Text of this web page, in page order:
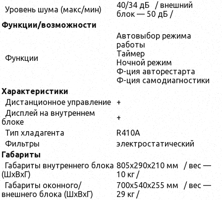
Уровень шума (макс/мин) 40/34 дБ
/ внешний
блок — 50 дБ /
Функции/возможности
Функции
Автовыбор режима
работы
Таймер
Ночной режим
Ф-ция авторестарта
Ф-ция самодиагностики
Характеристики
Дистанционное управление
+
Дисплей на внутреннем
блоке
+
Тип хладагента
R410А
Фильтры
электростатический
Габариты
Габариты внутреннего блока
(ШхВхГ)
805x290x210 мм
/ вес —
10 кг /
Габариты оконного/
внешнего блока (ШхВхГ)
700x540x255 мм
/ вес —
29 кг /